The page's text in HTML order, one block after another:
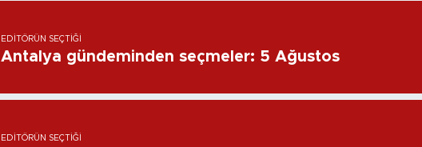
EDITÖRÜN SEÇTIĞI
Antalya gündeminden seçmeler: 5 Ağustos
EDITÖRÜN SEÇTIĞI